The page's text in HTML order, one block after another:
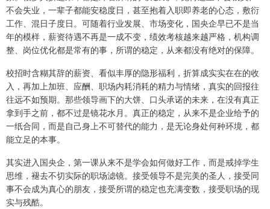
不会失业，一辈子都能安稳度日，甚至抱着入职即养老的心态，敷衍
工作、混日子度日。可随着行业发展、市场变化，国央企早已不是当
年的模样，薪资待遇不再是一成不变，绩效考核越来越严格，机构调
整、岗位优化都是常有的事，所谓的稳定，从来都没有绝对的保障。
校招时含糊其辞的薪资、看似丰厚的隐形福利，折算成实实在在的收
入，再加上加班、应酬、职场内耗消耗的精力与情绪，真实的回报往
往远不如预期。那些领导画下的大饼、口头承诺的未来，在没有真正
拿到手之前，都不过是镜花水月。真正的稳定，从来不是企业给予的
一纸合同，而是自己身上不可替代的能力，是无论身处何种环境，都
能立足的本事。
其实进入国央企，第一课从来不是学会如何做好工作，而是戒掉学生
思维，褪去不切实际的职场滤镜。接受领导不是完美的圣人，接受同
事不会成为真心的朋友，接受所谓的稳定也充满变数，接受职场的现
实与残酷。